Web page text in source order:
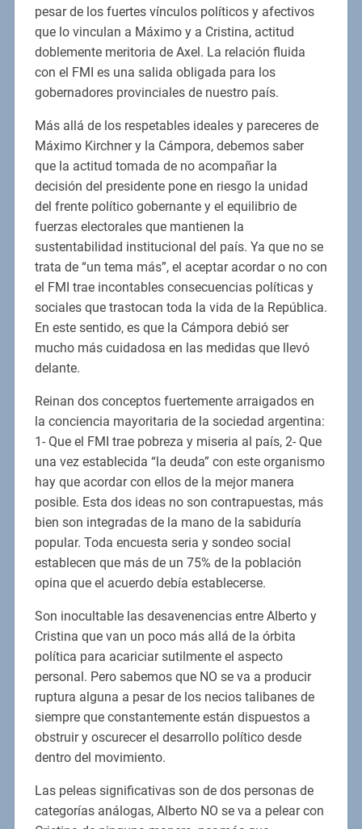
pesar de los fuertes vínculos políticos y afectivos
que lo vinculan a Máximo y a Cristina, actitud
doblemente meritoria de Axel. La relación fluida
con el FMI es una salida obligada para los
gobernadores provinciales de nuestro país.
Más allá de los respetables ideales y pareceres de
Máximo Kirchner y la Cámpora, debemos saber
que la actitud tomada de no acompañar la
decisión del presidente pone en riesgo la unidad
del frente político gobernante y el equilibrio de
fuerzas electorales que mantienen la
sustentabilidad institucional del país. Ya que no se
trata de “un tema más”, el aceptar acordar o no con
el FMI trae incontables consecuencias políticas y
sociales que trastocan toda la vida de la República.
En este sentido, es que la Cámpora debió ser
mucho más cuidadosa en las medidas que llevó
delante.
Reinan dos conceptos fuertemente arraigados en
la conciencia mayoritaria de la sociedad argentina:
1- Que el FMI trae pobreza y miseria al país, 2- Que
una vez establecida “la deuda” con este organismo
hay que acordar con ellos de la mejor manera
posible. Esta dos ideas no son contrapuestas, más
bien son integradas de la mano de la sabiduría
popular. Toda encuesta seria y sondeo social
establecen que más de un 75% de la población
opina que el acuerdo debía establecerse.
Son inocultable las desavenencias entre Alberto y
Cristina que van un poco más allá de la órbita
política para acariciar sutilmente el aspecto
personal. Pero sabemos que NO se va a producir
ruptura alguna a pesar de los necios talibanes de
siempre que constantemente están dispuestos a
obstruir y oscurecer el desarrollo político desde
dentro del movimiento.
Las peleas significativas son de dos personas de
categorías análogas, Alberto NO se va a pelear con